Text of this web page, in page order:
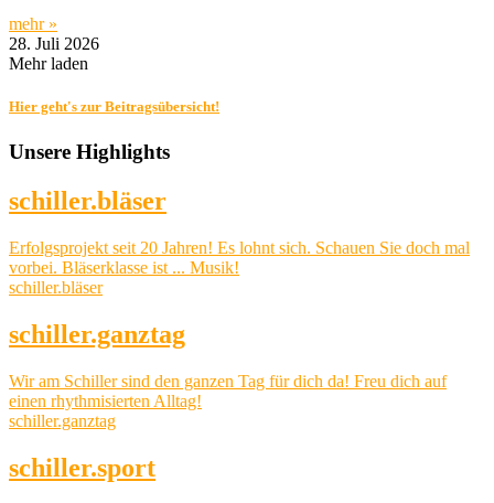
mehr »
28. Juli 2026
Mehr laden
Hier geht's zur Beitragsübersicht!
Unsere Highlights
schiller.bläser
Erfolgsprojekt seit 20 Jahren! Es lohnt sich. Schauen Sie doch mal
vorbei. Bläserklasse ist ... Musik!
schiller.bläser
schiller.ganztag
Wir am Schiller sind den ganzen Tag für dich da! Freu dich auf
einen rhythmisierten Alltag!
schiller.ganztag
schiller.sport